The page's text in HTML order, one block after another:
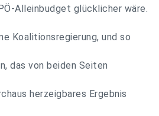
Alleinbudget glücklicher wäre.
Koalitionsregierung, und so
das von beiden Seiten
herzeigbares Ergebnis